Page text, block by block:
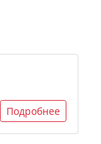
Подробнее